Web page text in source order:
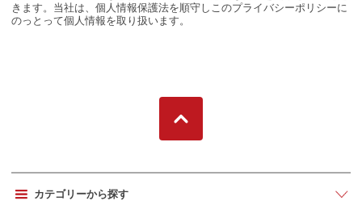
きます。当社は、個人情報保護法を順守しこのプライバシーポリシーに
のっとって個人情報を取り扱います。
カテゴリーから探す